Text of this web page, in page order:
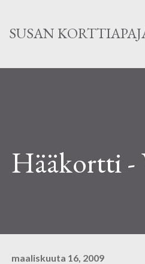
SUSAN
Hääkortti -
maaliskuuta 16, 2009